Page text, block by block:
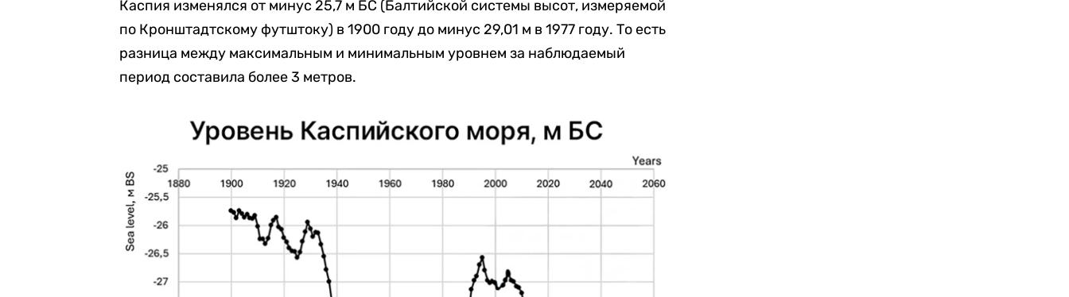
Каспия изменялся от минус 25,7 м БС (Балтийской системы высот, измеряемой
по Кронштадтскому футштоку) в 1900 году до минус 29,01 м в 1977 году. То есть
разница между максимальным и минимальным уровнем за наблюдаемый
период составила более 3 метров.